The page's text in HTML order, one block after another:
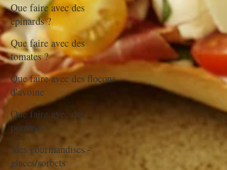
Que faire avec des
épinards ?
Que faire avec des
tomates ?
Que faire avec des flocons
d'avoine
Que faire avec des
pommes
Mes gourmandises -
glaces/sorbets